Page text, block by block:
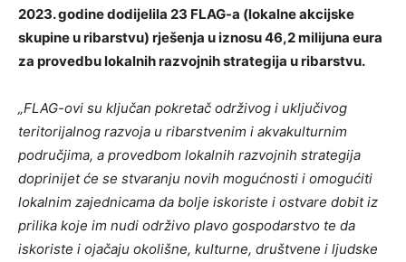
2023. godine dodijelila 23 FLAG-a (lokalne akcijske
skupine u ribarstvu) rješenja u iznosu 46,2 milijuna eura
za provedbu lokalnih razvojnih strategija u ribarstvu.
„FLAG-ovi su ključan pokretač održivog i uključivog
teritorijalnog razvoja u ribarstvenim i akvakulturnim
područjima, a provedbom lokalnih razvojnih strategija
doprinijet će se stvaranju novih mogućnosti i omogućiti
lokalnim zajednicama da bolje iskoriste i ostvare dobit iz
prilika koje im nudi održivo plavo gospodarstvo te da
iskoriste i ojačaju okolišne, kulturne, društvene i ljudske